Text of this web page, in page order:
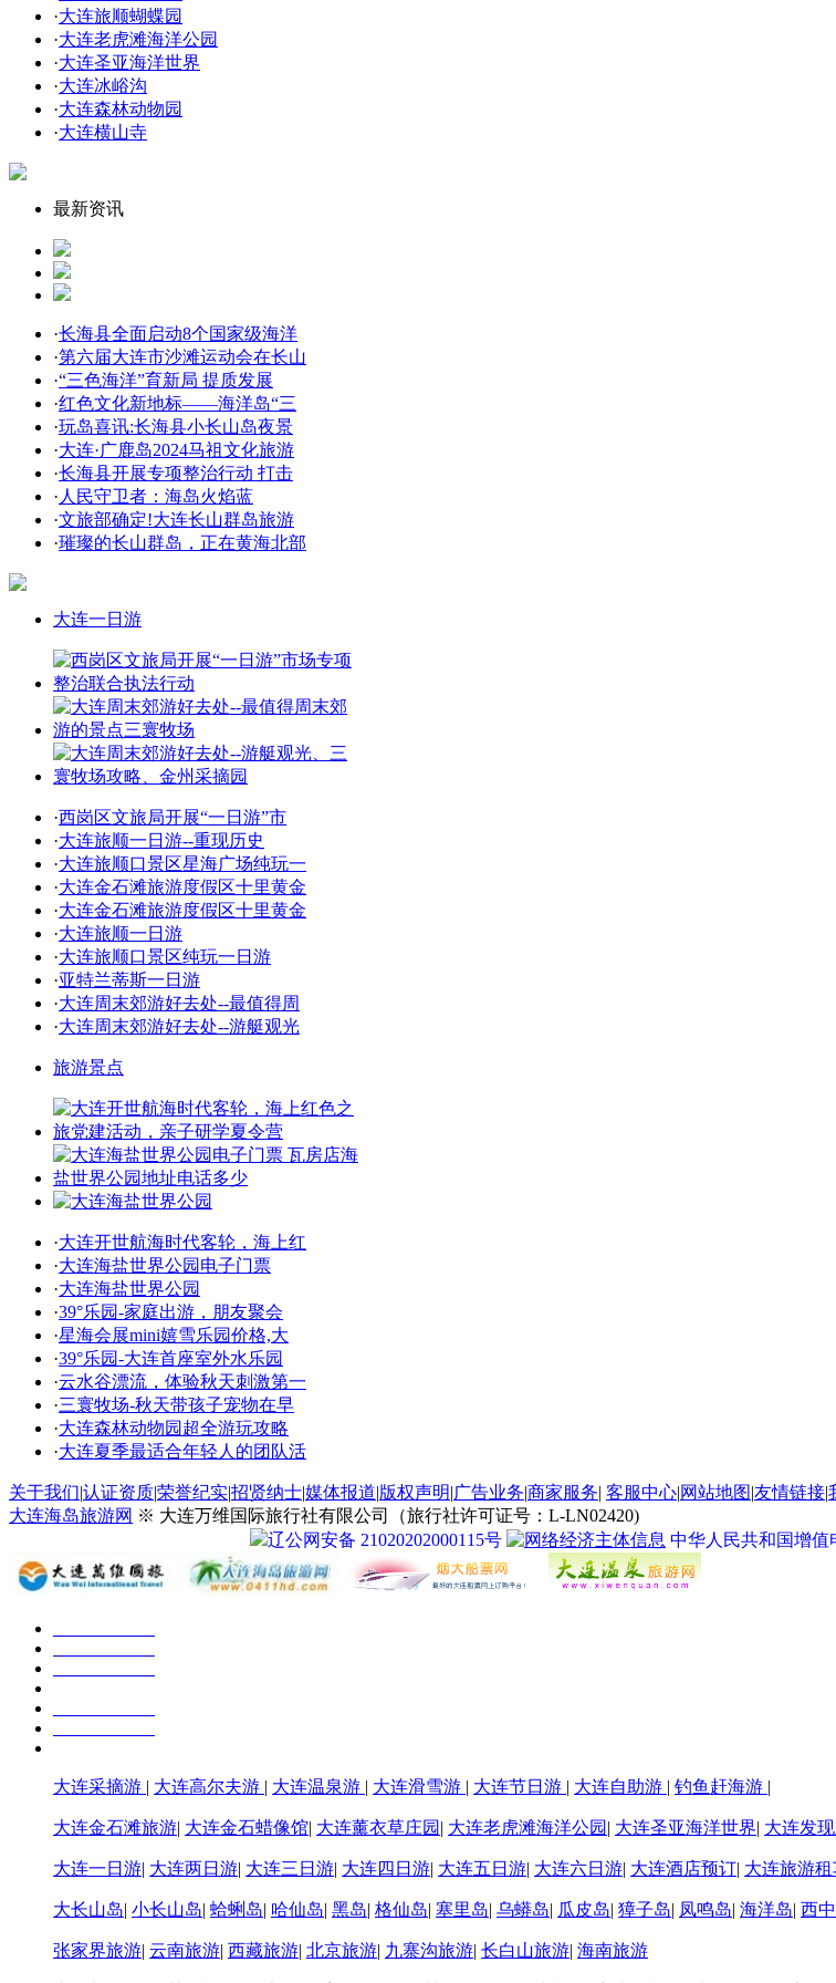
·大连旅顺蝴蝶园
·大连老虎滩海洋公园
·大连圣亚海洋世界
·大连冰峪沟
·大连森林动物园
·大连横山寺
最新资讯
·长海县全面启动8个国家级海洋
·第六届大连市沙滩运动会在长山
·“三色海洋”育新局 提质发展
·红色文化新地标——海洋岛“三
·玩岛喜讯:长海县小长山岛夜景
·大连·广鹿岛2024马祖文化旅游
·长海县开展专项整治行动 打击
· 人民守卫者：海岛火焰蓝
·文旅部确定!大连长山群岛旅游
·璀璨的长山群岛，正在黄海北部
大连一日游
·西岗区文旅局开展“一日游”市
·大连旅顺一日游--重现历史
·大连旅顺口景区星海广场纯玩一
·大连金石滩旅游度假区十里黄金
·大连金石滩旅游度假区十里黄金
·大连旅顺一日游
·大连旅顺口景区纯玩一日游
·亚特兰蒂斯一日游
·大连周末郊游好去处--最值得周
·大连周末郊游好去处--游艇观光
旅游景点
·大连开世航海时代客轮，海上红
·大连海盐世界公园电子门票
·大连海盐世界公园
·39°乐园-家庭出游，朋友聚会
·星海会展mini嬉雪乐园价格,大
·39°乐园-大连首座室外水乐园
·云水谷漂流，体验秋天刺激第一
·三寰牧场-秋天带孩子宠物在早
·大连森林动物园超全游玩攻略
·大连夏季最适合年轻人的团队活
关于我们|认证资质|荣誉纪实|招贤纳士|媒体报道|版权声明|广告业务|商家服务| 客服中心|网站地图|友情链接|
大连海岛旅游网 ※ 大连万维国际旅行社有限公司（旅行社许可证号：L-LN02420)
辽公网安备 21020202000115号
中华人民共和国增值
大连采摘游 | 大连高尔夫游 | 大连温泉游 | 大连滑雪游 | 大连节日游 | 大连自助游 | 钓鱼赶海游 |
大连金石滩旅游| 大连金石蜡像馆| 大连薰衣草庄园 | 大连老虎滩海洋公园 | 大连圣亚海洋世界| 大连发
大连一日游| 大连两日游| 大连三日游| 大连四日游| 大连五日游| 大连六日游| 大连酒店预订| 大连旅游租
大长山岛| 小长山岛| 蛤蜊岛| 哈仙岛| 黑岛| 格仙岛| 塞里岛| 乌蟒岛| 瓜皮岛| 獐子岛| 凤鸣岛| 海洋岛| 西
张家界旅游| 云南旅游| 西藏旅游| 北京旅游| 九寨沟旅游| 长白山旅游| 海南旅游